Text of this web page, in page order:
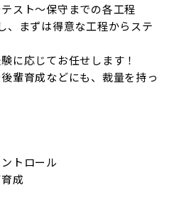
スト～保守までの各工程
まずは得意な工程からステ
に応じてお任せします！
輩育成などにも、裁量を持っ
トロール
成